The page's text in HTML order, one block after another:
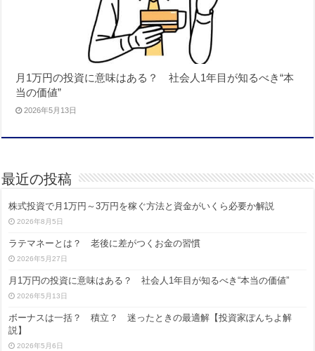
月1万円の投資に意味はある？ 社会人1年目が知るべき“本
当の価値”
2026年5月13日
最近の投稿
株式投資で月1万円～3万円を稼ぐ方法と資金がいくら必要か解説
2026年8月5日
ラテマネーとは？ 老後に差がつくお金の習慣
2026年5月27日
月1万円の投資に意味はある？ 社会人1年目が知るべき“本当の価値”
2026年5月13日
ボーナスは一括？ 積立？ 迷ったときの最適解【投資家ぽんちよ解
説】
2026年5月6日